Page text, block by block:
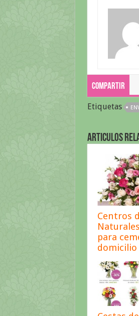
Compartir
Etiquetas
Articulos
Centros
para
domicilio